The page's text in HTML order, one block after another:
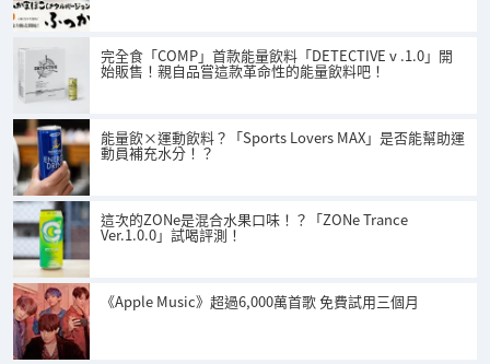
完全食「COMP」首款能量飲料「DETECTIVE v .1.0」開
始販售！親自品嘗這款革命性的能量飲料吧！
能量飲×運動飲料？「Sports Lovers MAX」是否能幫助運
動員補充水分！？
這次的ZONe是混合水果口味！？「ZONe Trance
Ver.1.0.0」試喝評測！
《Apple Music》超過6,000萬首歌 免費試用三個月